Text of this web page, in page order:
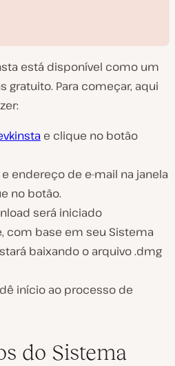
R
e
o
u
i
v
í
d
está disponível como um
gratuito. Para começar, aqui
e clique no botão
endereço de e-mail na janela
no botão.
será iniciado
com base em seu Sistema
baixando o arquivo.dmg
início ao processo de
do Sistema